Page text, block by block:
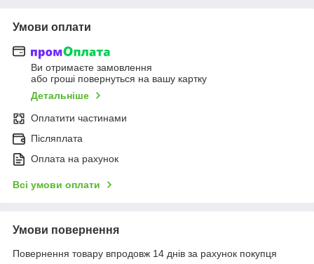
Умови оплати
Ви отримаєте замовлення
або гроші повернуться на вашу картку
Детальніше
Оплатити частинами
Післяплата
Оплата на рахунок
Всі умови оплати
Умови повернення
Повернення товару впродовж 14 днів за рахунок покупця